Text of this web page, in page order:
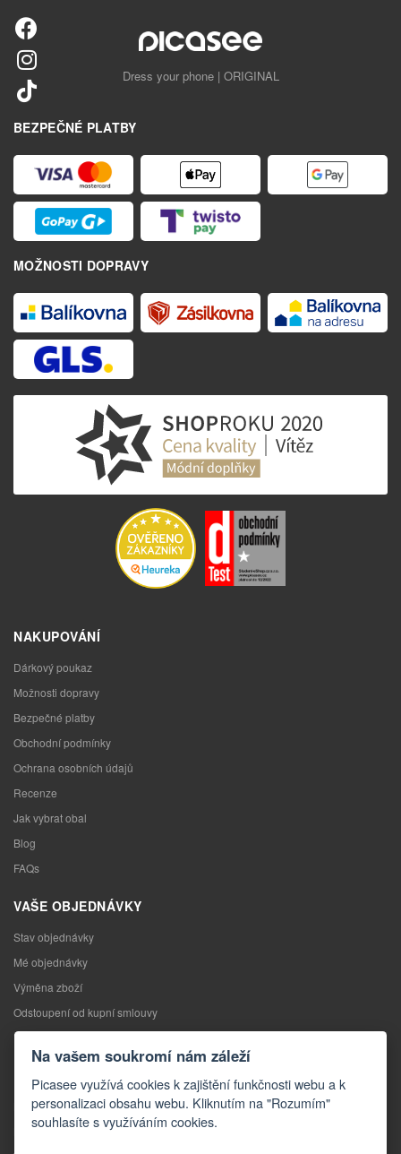
Dress your phone | ORIGINAL
BEZPEČNÉ PLATBY
MOŽNOSTI DOPRAVY
NAKUPOVÁNÍ
Dárkový poukaz
Možnosti dopravy
Bezpečné platby
Obchodní podmínky
Ochrana osobních údajů
Recenze
Jak vybrat obal
Blog
FAQs
VAŠE OBJEDNÁVKY
Stav objednávky
Mé objednávky
Výměna zboží
Odstoupení od kupní smlouvy
Reklamace
KONTAKTY
Kontakty
Kontaktní formulář
Na vašem soukromí nám záleží
Picasee využívá cookies k zajištění funkčnosti webu a k
personalizaci obsahu webu. Kliknutím na "Rozumím"
souhlasíte s využíváním cookies.